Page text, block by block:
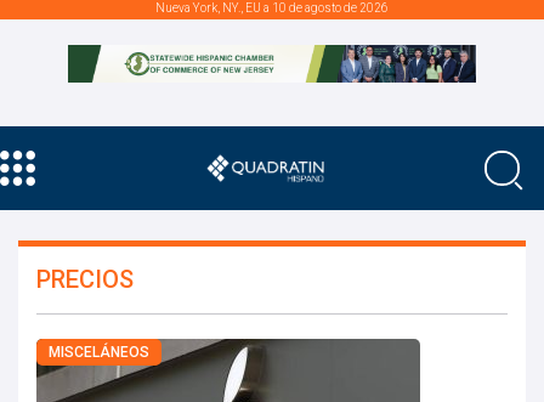
Nueva York, NY., EU a 10 de agosto de 2026
PRECIOS
MISCELÁNEOS